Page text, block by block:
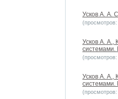
Усков А. А.
(просмотров:
Усков А. А.,
(просмотров:
Усков А. А.,
(просмотров: